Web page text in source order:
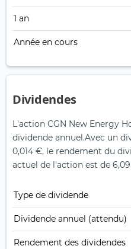
1 an
Année en cours
Dividendes
L'action CGN New Energy
dividende annuel.Avec un
0,014 €, le rendement du
actuel de l'action est de 6,09
Type de dividende
Dividende annuel (attendu)
Rendement des dividendes